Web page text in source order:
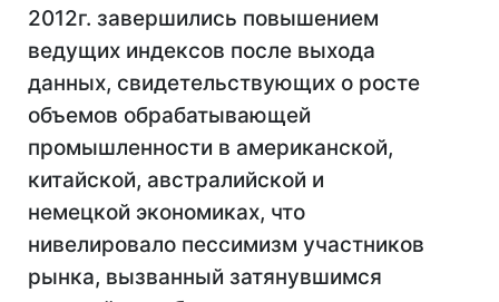
2012г. завершились повышением
ведущих индексов после выхода
данных, свидетельствующих о росте
объемов обрабатывающей
промышленности в американской,
китайской, австралийской и
немецкой экономиках, что
нивелировало пессимизм участников
рынка, вызванный затянувшимся